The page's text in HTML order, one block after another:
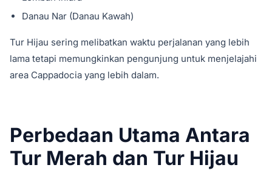
Danau Nar (Danau Kawah)
Tur Hijau sering melibatkan waktu perjalanan yang lebih
lama tetapi memungkinkan pengunjung untuk menjelajahi
area Cappadocia yang lebih dalam.
Perbedaan Utama Antara
Tur Merah dan Tur Hijau